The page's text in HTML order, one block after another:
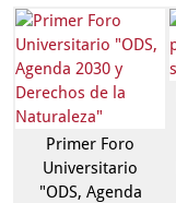
Primer Foro
Universitario
"ODS, Agenda